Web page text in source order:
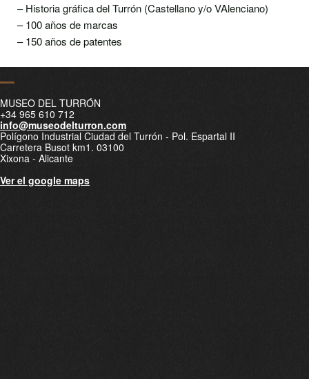
– Historia gráfica del Turrón (Castellano y/o VAlenciano)
– 100 años de marcas
– 150 años de patentes
MUSEO DEL TURRÓN
+34 965 610 712
info@museodelturron.com
Polígono Industrial Ciudad del Turrón - Pol. Espartal II
Carretera Busot km1. 03100
Xixona - Alicante
Ver el google maps